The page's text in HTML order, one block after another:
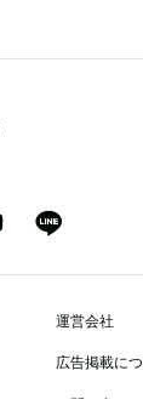
運営会社
広告掲載に